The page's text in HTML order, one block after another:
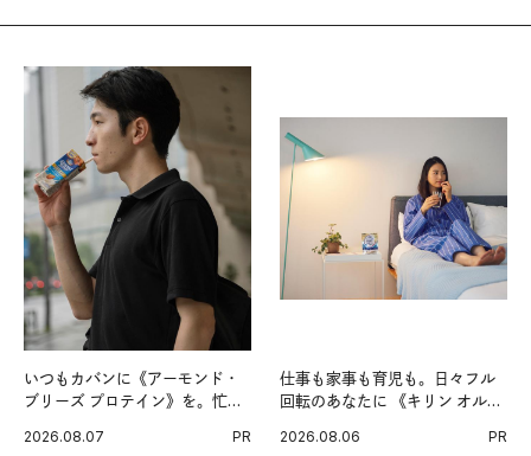
いつもカバンに《アーモンド・
ブリーズ プロテイン》を。忙し
グ習慣。
2026.08.07 PR
仕事も家事も育児も。日々フル
回転のあなたに 《キリン オルニ
2026.08.06 PR